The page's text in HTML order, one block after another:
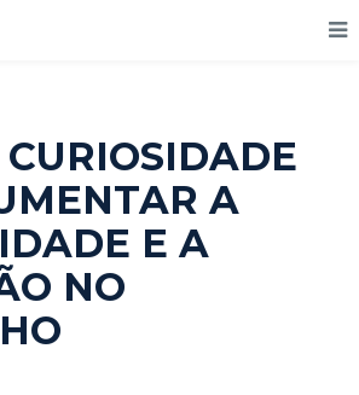
A
E A
NO